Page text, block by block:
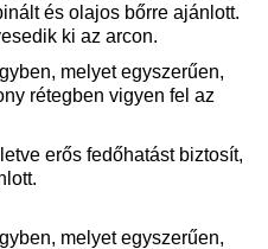
és olajos bőrre ajánlott.
ki az arcon.
melyet egyszerűen,
rétegben vigyen fel az
erős fedőhatást biztosít,
melyet egyszerűen,